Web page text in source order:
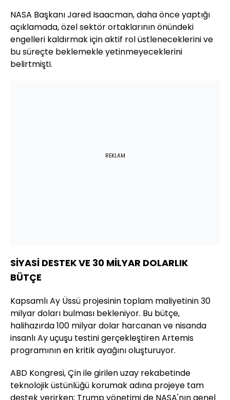
NASA Başkanı Jared Isaacman, daha önce yaptığı
açıklamada, özel sektör ortaklarının önündeki
engelleri kaldırmak için aktif rol üstleneceklerini ve
bu süreçte beklemekle yetinmeyeceklerini
belirtmişti.
REKLAM
SİYASİ DESTEK VE 30 MİLYAR DOLARLIK
BÜTÇE
Kapsamlı Ay Üssü projesinin toplam maliyetinin 30
milyar doları bulması bekleniyor. Bu bütçe,
halihazırda 100 milyar dolar harcanan ve nisanda
insanlı Ay uçuşu testini gerçekleştiren Artemis
programının en kritik ayağını oluşturuyor.
ABD Kongresi, Çin ile girilen uzay rekabetinde
teknolojik üstünlüğü korumak adına projeye tam
destek verirken; Trump yönetimi de NASA'nın genel